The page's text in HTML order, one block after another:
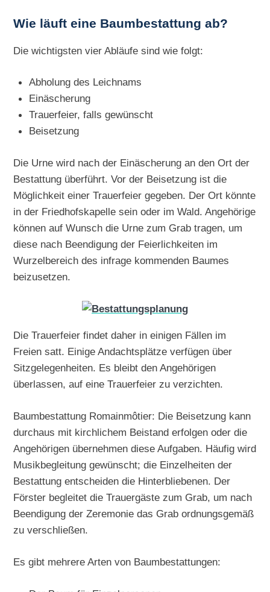
Wie läuft eine Baumbestattung ab?
Die wichtigsten vier Abläufe sind wie folgt:
Abholung des Leichnams
Einäscherung
Trauerfeier, falls gewünscht
Beisetzung
Die Urne wird nach der Einäscherung an den Ort der
Bestattung überführt. Vor der Beisetzung ist die
Möglichkeit einer Trauerfeier gegeben. Der Ort könnte
in der Friedhofskapelle sein oder im Wald. Angehörige
können auf Wunsch die Urne zum Grab tragen, um
diese nach Beendigung der Feierlichkeiten im
Wurzelbereich des infrage kommenden Baumes
beizusetzen.
Die Trauerfeier findet daher in einigen Fällen im
Freien satt. Einige Andachtsplätze verfügen über
Sitzgelegenheiten. Es bleibt den Angehörigen
überlassen, auf eine Trauerfeier zu verzichten.
Baumbestattung Romainmôtier: Die Beisetzung kann
durchaus mit kirchlichem Beistand erfolgen oder die
Angehörigen übernehmen diese Aufgaben. Häufig wird
Musikbegleitung gewünscht; die Einzelheiten der
Bestattung entscheiden die Hinterbliebenen. Der
Förster begleitet die Trauergäste zum Grab, um nach
Beendigung der Zeremonie das Grab ordnungsgemäß
zu verschließen.
Es gibt mehrere Arten von Baumbestattungen: